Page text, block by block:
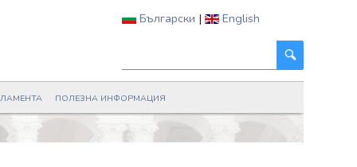
Български | English
ПОЛЕЗНА ИНФОРМАЦИЯ